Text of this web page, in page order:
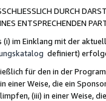
DURCH
ENTSPRECHENDEN
im Einklang mit der
definiert)
für den in der
Weise, die ein
(iii) in einer Weise,